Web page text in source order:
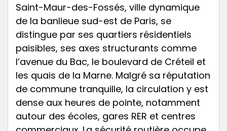
Saint-Maur-des-Fossés, ville dynamique
de la banlieue sud-est de Paris, se
distingue par ses quartiers résidentiels
paisibles, ses axes structurants comme
l’avenue du Bac, le boulevard de Créteil et
les quais de la Marne. Malgré sa réputation
de commune tranquille, la circulation y est
dense aux heures de pointe, notamment
autour des écoles, gares RER et centres